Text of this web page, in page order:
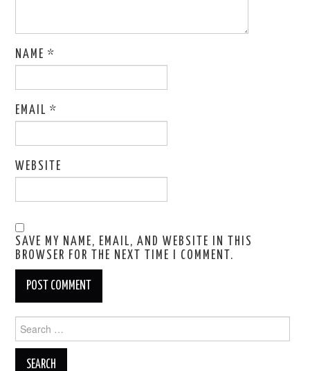
NAME*
EMAIL*
WEBSITE
SAVE MY NAME, EMAIL, AND WEBSITE IN THIS
BROWSER FOR THE NEXT TIME I COMMENT.
Search
for: